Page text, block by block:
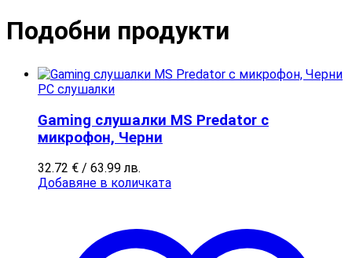
Подобни продукти​
PC слушалки
Gaming слушалки MS Predator с
микрофон, Черни
32.72 € / 63.99 лв.
Добавяне в количката